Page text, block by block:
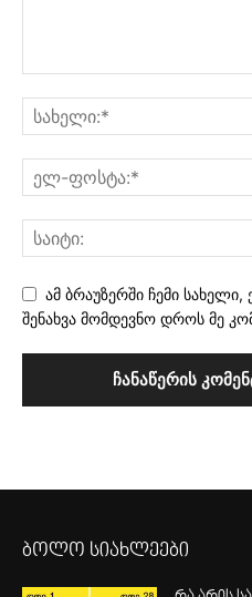
ამ ბრაუზერში ჩემი
შენახვა მომდევნო დროს მე
ბოლო სიახლეები